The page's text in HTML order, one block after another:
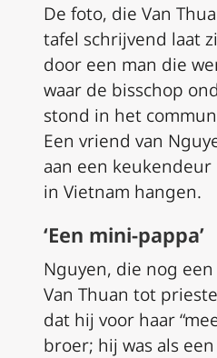
De foto, die Van
tafel schrijvend laat
door een man die
waar de bisschop
stond in het
Een vriend van
aan een
in Vietnam hangen.
‘Een mini-pappa’
Nguyen, die nog
Van Thuan tot
dat hij voor haar
broer; hij was als